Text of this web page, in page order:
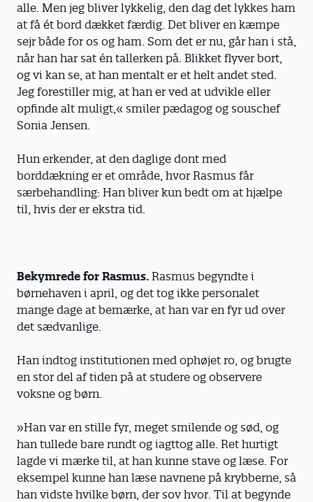
alle. Men jeg bliver lykkelig, den dag det lykkes ham
at få ét bord dækket færdig. Det bliver en kæmpe
sejr både for os og ham. Som det er nu, går han i stå,
når han har sat én tallerken på. Blikket flyver bort,
og vi kan se, at han mentalt er et helt andet sted.
Jeg forestiller mig, at han er ved at udvikle eller
opfinde alt muligt,« smiler pædagog og souschef
Sonia Jensen.
Hun erkender, at den daglige dont med
borddækning er et område, hvor Rasmus får
særbehandling: Han bliver kun bedt om at hjælpe
til, hvis der er ekstra tid.
Bekymrede for Rasmus. Rasmus begyndte i
børnehaven i april, og det tog ikke personalet
mange dage at bemærke, at han var en fyr ud over
det sædvanlige.
Han indtog institutionen med ophøjet ro, og brugte
en stor del af tiden på at studere og observere
voksne og børn.
»Han var en stille fyr, meget smilende og sød, og
han tullede bare rundt og iagttog alle. Ret hurtigt
lagde vi mærke til, at han kunne stave og læse. For
eksempel kunne han læse navnene på krybberne, så
han vidste hvilke børn, der sov hvor. Til at begynde